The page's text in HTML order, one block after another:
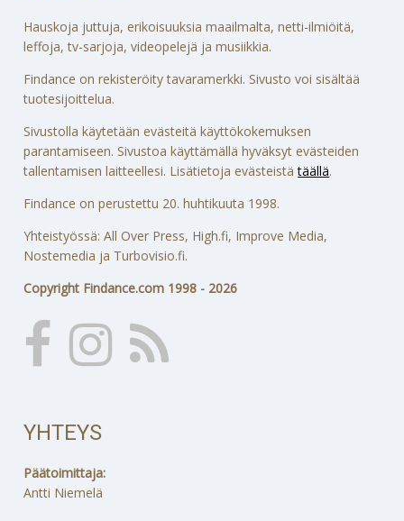
Hauskoja juttuja, erikoisuuksia maailmalta, netti-ilmiöitä,
leffoja, tv-sarjoja, videopelejä ja musiikkia.
Findance on rekisteröity tavaramerkki. Sivusto voi sisältää
tuotesijoittelua.
Sivustolla käytetään evästeitä käyttökokemuksen
parantamiseen. Sivustoa käyttämällä hyväksyt evästeiden
tallentamisen laitteellesi. Lisätietoja evästeistätäällä.
Findance on perustettu 20. huhtikuuta 1998.
Yhteistyössä: All Over Press, High.fi, Improve Media,
Nostemedia ja Turbovisio.fi.
Copyright Findance.com 1998 - 2026
YHTEYS
Päätoimittaja:
Antti Niemelä